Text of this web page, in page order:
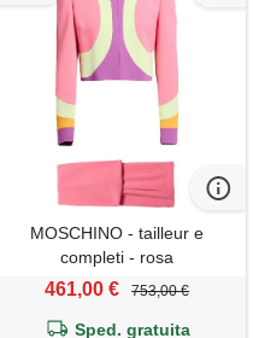
MOSCHINO - tailleur e
completi - rosa
461,00 € 753,00 €
Sped. gratuita